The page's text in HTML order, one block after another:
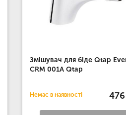
Змішувач для біде Qtap
CRM 001A Qtap
Немає в наявності